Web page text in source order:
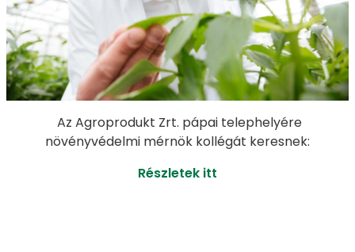
Az Agroprodukt Zrt. pápai telephelyére
növényvédelmi mérnök kollégát keresnek:
Részletek itt